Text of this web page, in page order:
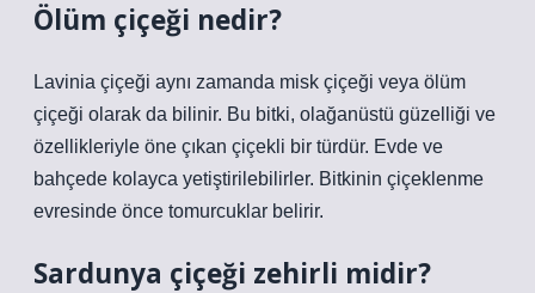
Ölüm çiçeği nedir?
Lavinia çiçeği aynı zamanda misk çiçeği veya ölüm
çiçeği olarak da bilinir. Bu bitki, olağanüstü güzelliği ve
özellikleriyle öne çıkan çiçekli bir türdür. Evde ve
bahçede kolayca yetiştirilebilirler. Bitkinin çiçeklenme
evresinde önce tomurcuklar belirir.
Sardunya çiçeği zehirli midir?